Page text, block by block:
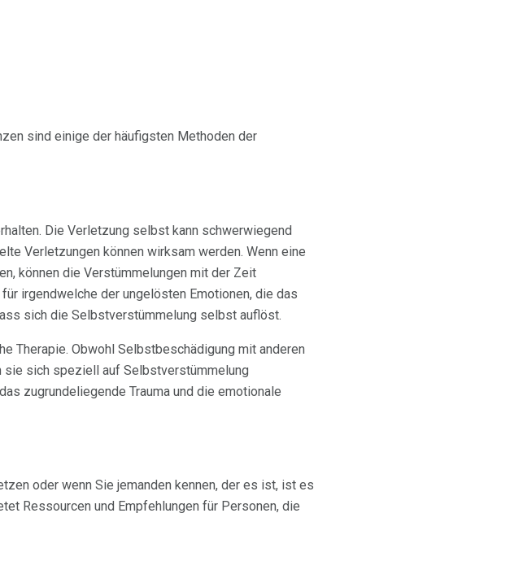
sind einige der häufigsten Methoden der
Die Verletzung selbst kann schwerwiegend
Verletzungen können wirksam werden. Wenn eine
können die Verstümmelungen mit der Zeit
irgendwelche der ungelösten Emotionen, die das
sich die Selbstverstümmelung selbst auflöst.
Therapie. Obwohl Selbstbeschädigung mit anderen
sich speziell auf Selbstverstümmelung
zugrundeliegende Trauma und die emotionale
oder wenn Sie jemanden kennen, der es ist, ist es
Ressourcen und Empfehlungen für Personen, die